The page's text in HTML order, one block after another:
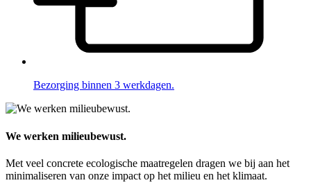
Bezorging binnen 3 werkdagen.
We werken milieubewust.
Met veel concrete ecologische maatregelen dragen we bij aan het
minimaliseren van onze impact op het milieu en het klimaat.